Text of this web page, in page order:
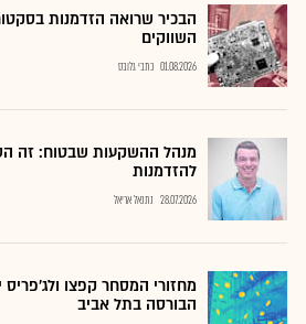
הבכיר שרואה הזדמנות
השווקים
01.08.2026 כתבי גלובס
מנהל ההשקעות שבטוח: זה
להזדמנות
28.07.2026 נתנאל אריאל
מחזורי המסחר קפצו
הבורסה בתל אביב